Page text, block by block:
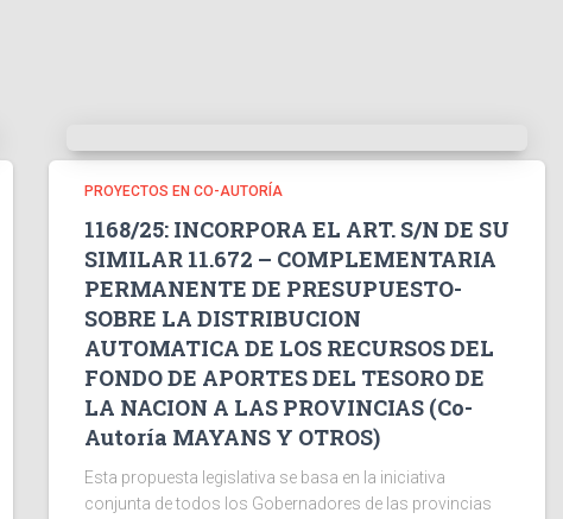
PROYECTOS EN CO-AUTORÍA
1168/25: INCORPORA EL ART. S/N DE SU
SIMILAR 11.672 – COMPLEMENTARIA
PERMANENTE DE PRESUPUESTO-
SOBRE LA DISTRIBUCION
AUTOMATICA DE LOS RECURSOS DEL
FONDO DE APORTES DEL TESORO DE
LA NACION A LAS PROVINCIAS (Co-
Autoría MAYANS Y OTROS)
Esta propuesta legislativa se basa en la iniciativa
conjunta de todos los Gobernadores de las provincias